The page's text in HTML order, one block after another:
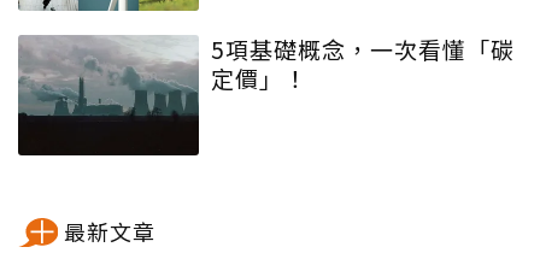
5項基礎概念，一次看懂「碳
定價」！
最新文章